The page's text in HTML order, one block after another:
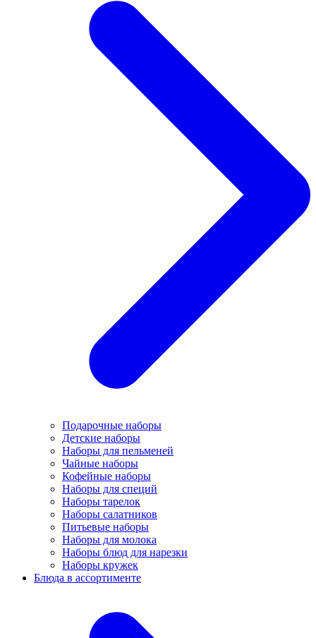
Подарочные наборы
Детские наборы
Наборы для пельменей
Чайные наборы
Кофейные наборы
Наборы для специй
Наборы тарелок
Наборы салатников
Питьевые наборы
Наборы для молока
Наборы блюд для нарезки
Наборы кружек
Блюда в ассортименте